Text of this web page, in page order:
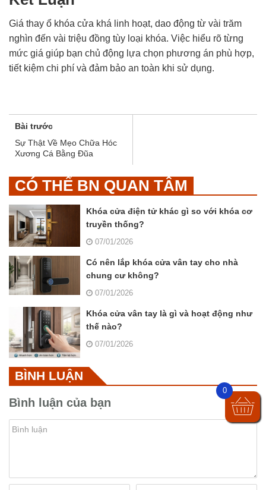
Giá thay ổ khóa cửa khá linh hoạt, dao động từ vài trăm
nghìn đến vài triệu đồng tùy loại khóa. Việc hiểu rõ từng
mức giá giúp bạn chủ động lựa chọn phương án phù hợp,
tiết kiệm chi phí và đảm bảo an toàn khi sử dụng.
Bài trước
Sự Thật Về Mẹo Chữa Hóc
Xương Cá Bằng Đũa
CÓ THỂ BN QUAN TÂM
Khóa cửa điện tử khác gì so với khóa cơ
truyền thống?
07/01/2026
Có nên lắp khóa cửa vân tay cho nhà
chung cư không?
07/01/2026
Khóa cửa vân tay là gì và hoạt động như
thế nào?
07/01/2026
BÌNH LUẬN
Bình luận của bạn
0